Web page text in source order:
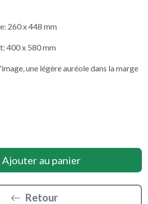
260 x 448 mm
400 x 580 mm
une légère auréole dans la marge
Ajouter au panier
Retour